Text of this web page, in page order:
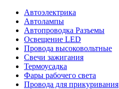
Автоэлектрика
Автолампы
Автопроводка Разъемы
Освещение LED
Провода высоковольтные
Свечи зажигания
Термоусадка
Фары рабочего света
Провода для прикуривания